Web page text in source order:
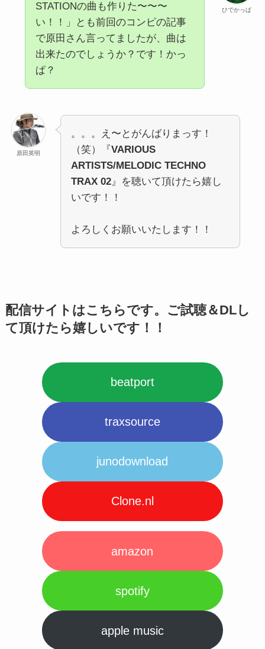
ひでかっぱ
STATIONの曲も作りた〜〜〜
い！！」とも前回のコンピの記事
で原田さん言ってましたが、曲は
出来たのでしょうか？です！かっ
ぱ？
原田英明
。。。え〜とがんばりまっす！
（笑）『VARIOUS
ARTISTS/MELODIC TECHNO
TRAX 02』を聴いて頂けたら嬉し
いです！！
よろしくお願いいたします！！
配信サイトはこちらです。ご試聴＆DLし
て頂けたら嬉しいです！！
beatport
traxsource
junodownload
Clone.nl
amazon
spotify
apple music